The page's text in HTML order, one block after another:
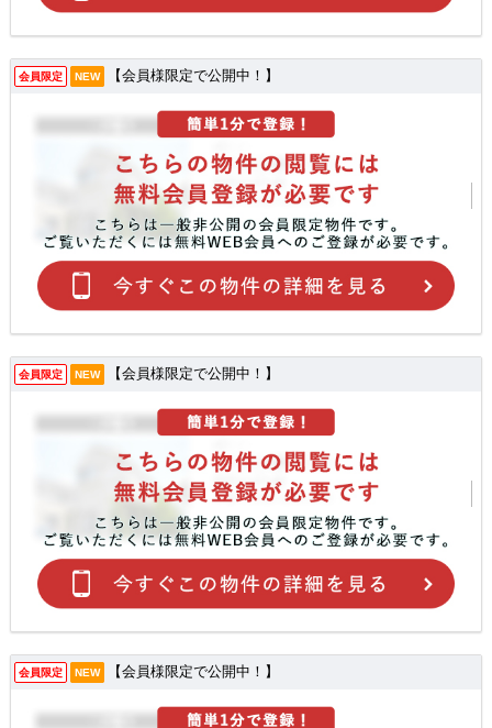
会員限定 NEW 【会員様限定で公開中！】
会員限定 NEW 【会員様限定で公開中！】
会員限定 NEW 【会員様限定で公開中！】